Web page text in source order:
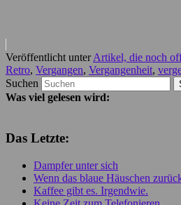
Veröffentlicht unter Artikel, die noch
Retro, Vergangen, Vergangenheit,
Suchen
Was viel gelesen wird:
Das Letzte:
Dampfer unter sich
Wenn das blaue Häuschen
Kaffee gibt es. Irgendwie.